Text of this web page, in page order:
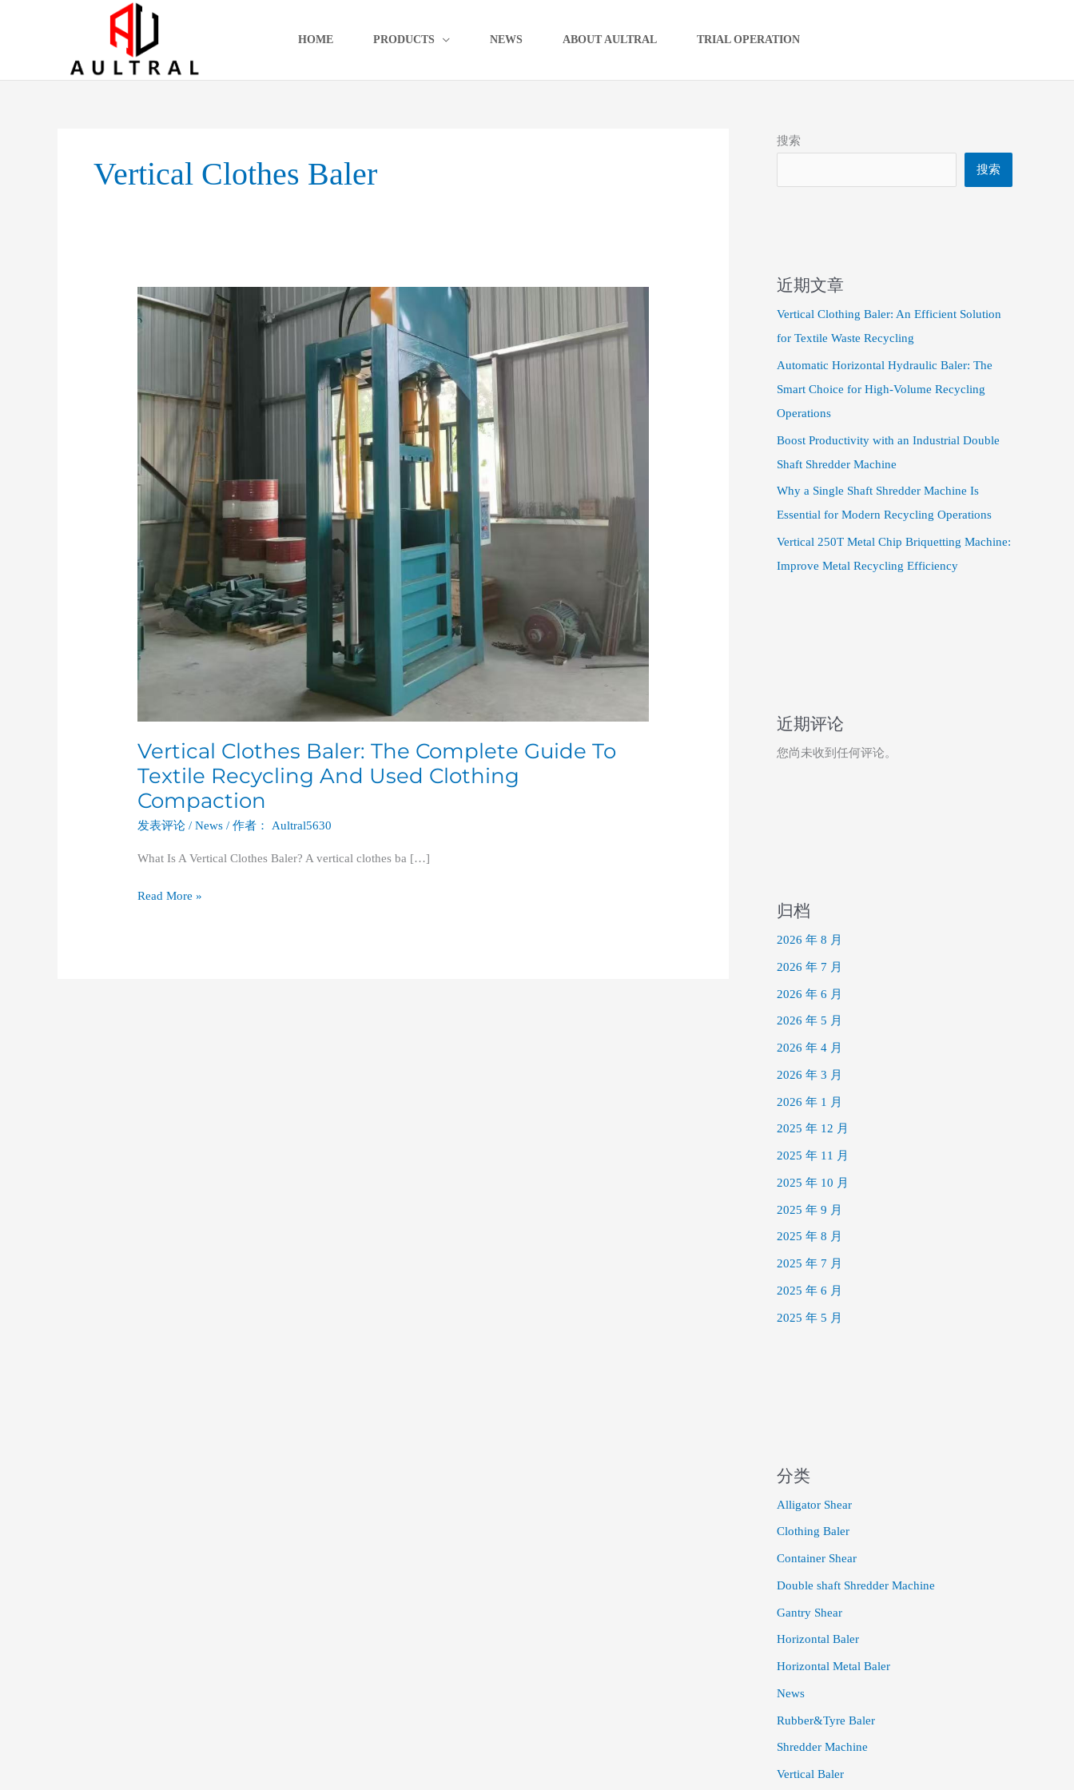
HOME PRODUCTS NEWS ABOUT AULTRAL TRIAL OPERATION
Vertical Clothes Baler
Vertical Clothes Baler: The Complete Guide To
Textile Recycling And Used Clothing
Compaction
发表评论 /News / 作者： Aultral5630
What Is A Vertical Clothes Baler? A vertical clothes ba […]
Vertical
Clothes
Guide
And
Used
Compaction
Read More »
搜索
搜索
近期文章
Vertical Clothing Baler: An Efficient Solution
for Textile Waste Recycling
Automatic Horizontal Hydraulic Baler: The
Smart Choice for High-Volume Recycling
Operations
Boost Productivity with an Industrial Double
Shaft Shredder Machine
Why a Single Shaft Shredder Machine Is
Essential for Modern Recycling Operations
Vertical 250T Metal Chip Briquetting Machine:
Improve Metal Recycling Efficiency
近期评论
您尚未收到任何评论。
归档
2026 年 8 月
2026 年 7 月
2026 年 6 月
2026 年 5 月
2026 年 4 月
2026 年 3 月
2026 年 1 月
2025 年 12 月
2025 年 11 月
2025 年 10 月
2025 年 9 月
2025 年 8 月
2025 年 7 月
2025 年 6 月
2025 年 5 月
分类
Alligator Shear
Clothing Baler
Container Shear
Double shaft Shredder Machine
Gantry Shear
Horizontal Baler
Horizontal Metal Baler
News
Rubber&Tyre Baler
Shredder Machine
Vertical Baler